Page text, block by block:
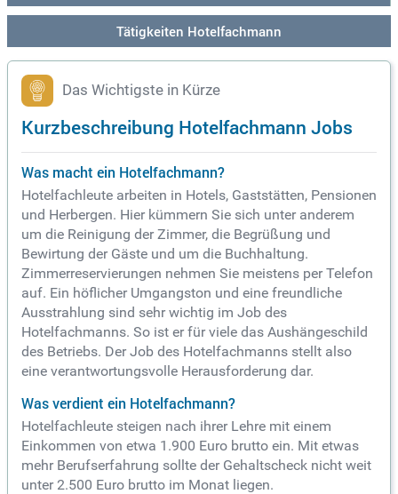
Tätigkeiten Hotelfachmann
Das Wichtigste in Kürze
Kurzbeschreibung Hotelfachmann Jobs
Was macht ein Hotelfachmann?
Hotelfachleute arbeiten in Hotels, Gaststätten, Pensionen
und Herbergen. Hier kümmern Sie sich unter anderem
um die Reinigung der Zimmer, die Begrüßung und
Bewirtung der Gäste und um die Buchhaltung.
Zimmerreservierungen nehmen Sie meistens per Telefon
auf. Ein höflicher Umgangston und eine freundliche
Ausstrahlung sind sehr wichtig im Job des
Hotelfachmanns. So ist er für viele das Aushängeschild
des Betriebs. Der Job des Hotelfachmanns stellt also
eine verantwortungsvolle Herausforderung dar.
Was verdient ein Hotelfachmann?
Hotelfachleute steigen nach ihrer Lehre mit einem
Einkommen von etwa 1.900 Euro brutto ein. Mit etwas
mehr Berufserfahrung sollte der Gehaltscheck nicht weit
unter 2.500 Euro brutto im Monat liegen.